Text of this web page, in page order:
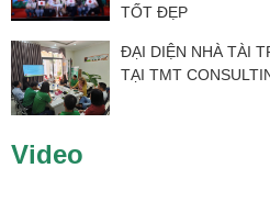
TỐT ĐẸP
ĐẠI DIỆN NHÀ TÀI
TẠI TMT
Video